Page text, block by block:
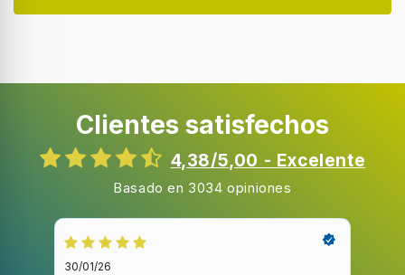
Clientes satisfechos
4,38/5,00 - Excelente
Basado en 3034 opiniones
30/01/26